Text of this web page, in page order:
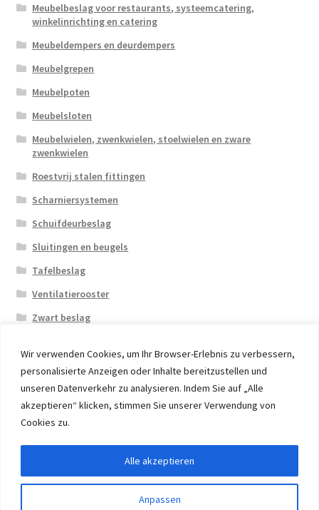
Wir verwenden Cookies, um Ihr Browser-Erlebnis zu verbessern,
personalisierte Anzeigen oder Inhalte bereitzustellen und
unseren Datenverkehr zu analysieren. Indem Sie auf „Alle
akzeptieren“ klicken, stimmen Sie unserer Verwendung von
Cookies zu.
Anpassen
Alle akzeptieren
Meubelbeslag voor restaurants, systeemcatering,
winkelinrichting en catering
Meubeldempers en deurdempers
Meubelgrepen
Meubelpoten
Meubelsloten
Meubelwielen, zwenkwielen, stoelwielen en zware
zwenkwielen
Roestvrij stalen fittingen
Scharniersystemen
Schuifdeurbeslag
Sluitingen en beugels
Tafelbeslag
Ventilatierooster
Zwart beslag
© 2026 Eruon Trade UG, Germany, member of the ERUON